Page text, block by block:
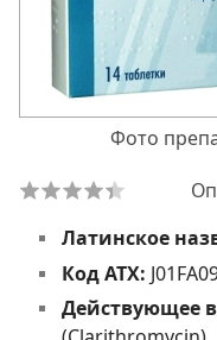
Фото
Латинское
Код АТХ:
Действующее